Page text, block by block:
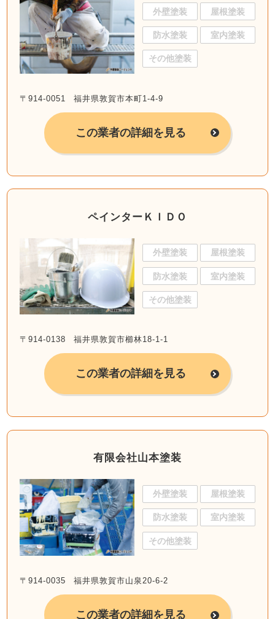
外壁塗装 屋根塗装
防水塗装 室内塗装
その他塗装
〒914-0051 福井県敦賀市本町1-4-9
この業者の詳細を見る
ペインターＫＩＤＯ
外壁塗装 屋根塗装
防水塗装 室内塗装
その他塗装
〒914-0138 福井県敦賀市櫛林18-1-1
この業者の詳細を見る
有限会社山本塗装
外壁塗装 屋根塗装
防水塗装 室内塗装
その他塗装
〒914-0035 福井県敦賀市山泉20-6-2
この業者の詳細を見る